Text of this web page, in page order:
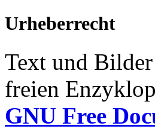
Urheberrecht
Text und
freien
GNU Free